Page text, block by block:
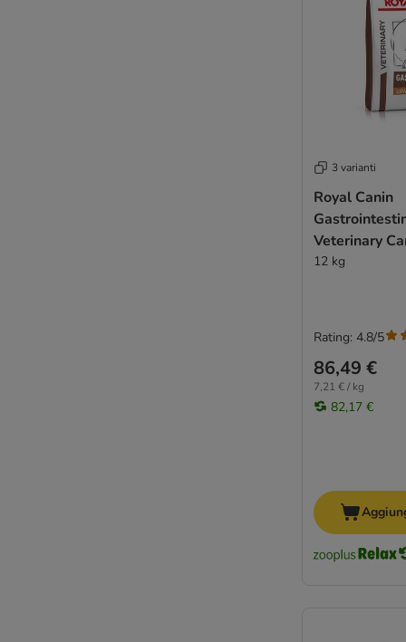
3 varianti
Royal Canin
Veterinary
12 kg
86,49 €
7,21 € / kg
82,17 €
Rating: 4.8/5